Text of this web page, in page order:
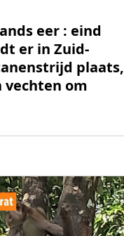
eer : eind
er in Zuid-
plaats,
om